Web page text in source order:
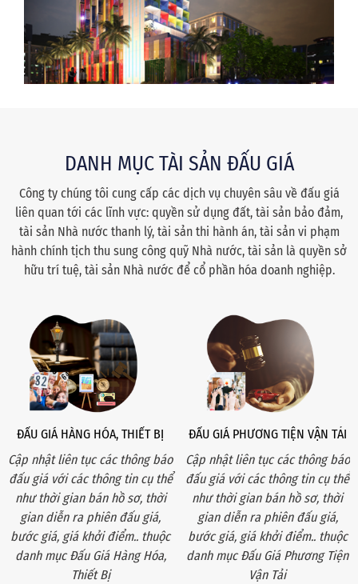
DANH MỤC TÀI SẢN ĐẤU GIÁ
Công ty chúng tôi cung cấp các dịch vụ chuyên sâu về đấu giá
liên quan tới các lĩnh vực: quyền sử dụng đất, tài sản bảo đảm,
tài sản Nhà nước thanh lý, tài sản thi hành án, tài sản vi phạm
hành chính tịch thu sung công quỹ Nhà nước, tài sản là quyền sở
hữu trí tuệ, tài sản Nhà nước để cổ phần hóa doanh nghiệp.
ĐẤU GIÁ HÀNG HÓA, THIẾT BỊ
Cập nhật liên tục các thông báo
đấu giá với các thông tin cụ thể
như thời gian bán hồ sơ, thời
gian diễn ra phiên đấu giá,
bước giá, giá khởi điểm.. thuộc
danh mục Đấu Giá Hàng Hóa,
Thiết Bị
ĐẤU GIÁ PHƯƠNG TIỆN VẬN TẢI
Cập nhật liên tục các thông báo
đấu giá với các thông tin cụ thể
như thời gian bán hồ sơ, thời
gian diễn ra phiên đấu giá,
bước giá, giá khởi điểm.. thuộc
danh mục Đấu Giá Phương Tiện
Vận Tải